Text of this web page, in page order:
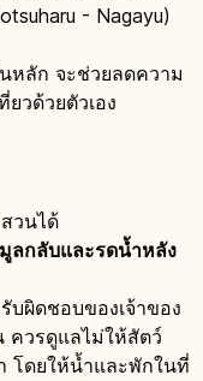
- Nagayu)
นหลัก จะช่วยลดความ
วด้วยตัวเอง
วนได้
ลกลับและรดน้ำหลัง
ผิดชอบของเจ้าของ
ควรดูแลไม่ให้สัตว์
โดยให้น้ำและพักในที่